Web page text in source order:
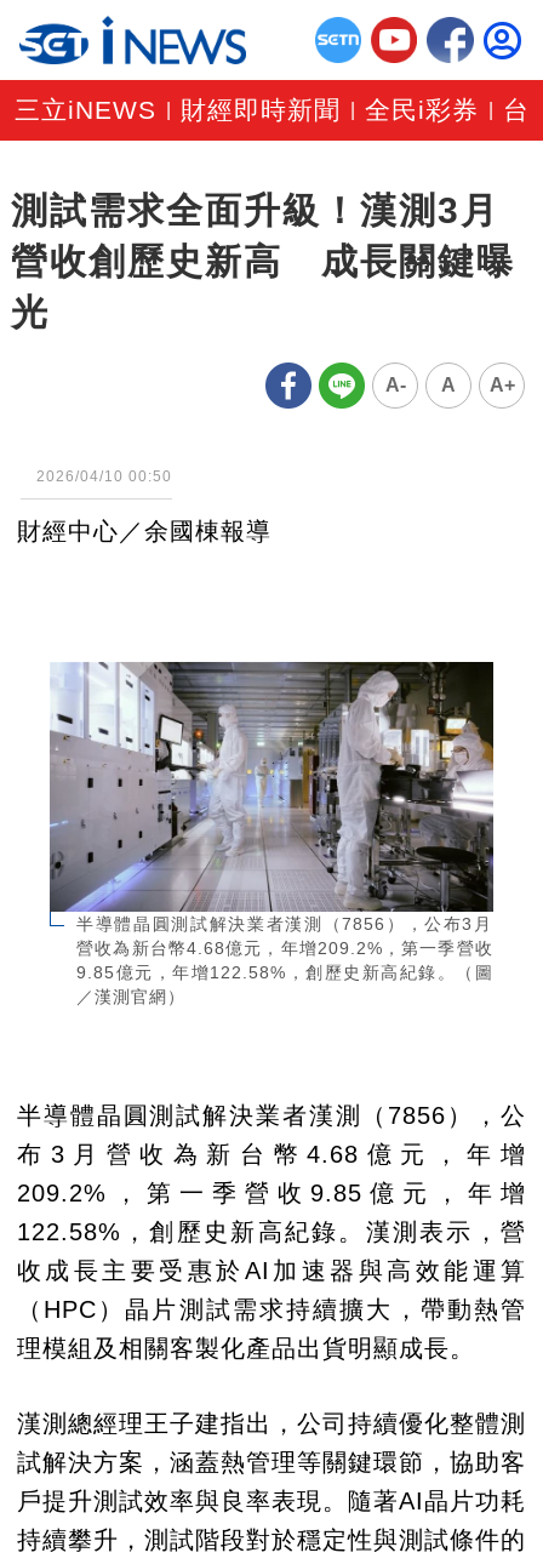
三立iNEWS 財經即時新聞 |全民i彩券 台
測試需求全面升級！漢測3月
營收創歷史新高 成長關鍵曝
光
A- A A+
2026/04/10 00:50
財經中心／余國棟報導
半導體晶圓測試解決業者漢測（7856），公布3月
營收為新台幣4.68億元，年增209.2%，第一季營收
9.85億元，年增122.58%，創歷史新高紀錄。（圖
／漢測官網）
半導體晶圓測試解決業者漢測（7856），公
布3月營收為新台幣4.68億元，年增
209.2%，第一季營收9.85億元，年增
122.58%，創歷史新高紀錄。漢測表示，營
收成長主要受惠於AI加速器與高效能運算
（HPC）晶片測試需求持續擴大，帶動熱管
理模組及相關客製化產品出貨明顯成長。
漢測總經理王子建指出，公司持續優化整體測
試解決方案，涵蓋熱管理等關鍵環節，協助客
戶提升測試效率與良率表現。隨著AI晶片功耗
持續攀升，測試階段對於穩定性與測試條件的